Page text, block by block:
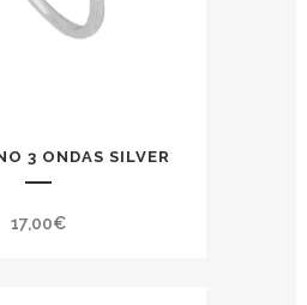
3 ONDAS SILVER
17,00€